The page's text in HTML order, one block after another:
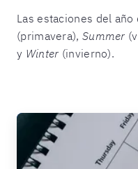
Las estaciones del
(primavera), Summer
y Winter (invierno).